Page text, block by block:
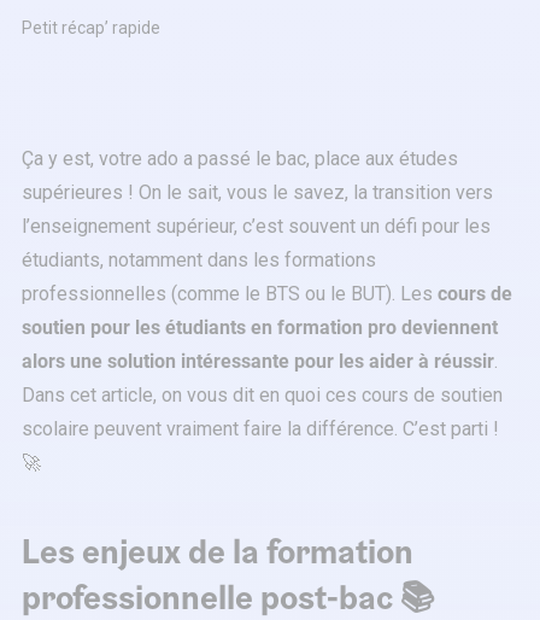
Ça y est, votre ado a passé le bac, place aux études
supérieures ! On le sait, vous le savez, la transition vers
l’enseignement supérieur, c’est souvent un défi pour les
étudiants, notamment dans les formations
professionnelles (comme le BTS ou le BUT). Les cours de
soutien pour les étudiants en formation pro deviennent
alors une solution intéressante pour les aider à réussir.
Dans cet article, on vous dit en quoi ces cours de soutien
scolaire peuvent vraiment faire la différence. C’est parti !
🚀
Les enjeux de la formation
professionnelle post-bac 📚
Petit récap’ rapide